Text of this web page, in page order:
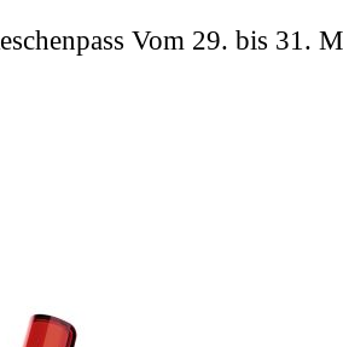
Vom 29. bis 31.